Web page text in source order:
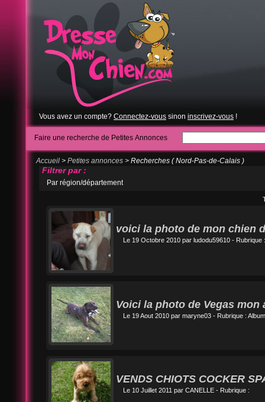
Vous avez un compte? Connectez-vous sinon inscrivez-vous !
Faire une recherche de Petites Annonces
Accueil > Petites annonces > Recherches ( Nord-Pas-de-Calais )
Filtrer par :
Par région/département
voici la photo de mon chien
Le 19 Octobre 2010 par ludodu59610 - Rubrique
Voici la photo de Vegas
Le 19 Aout 2010 par maryne03 - Rubrique :
VENDS CHIOTS COCKER
Le 10 Juillet 2011 par CANELLE - Rubrique :